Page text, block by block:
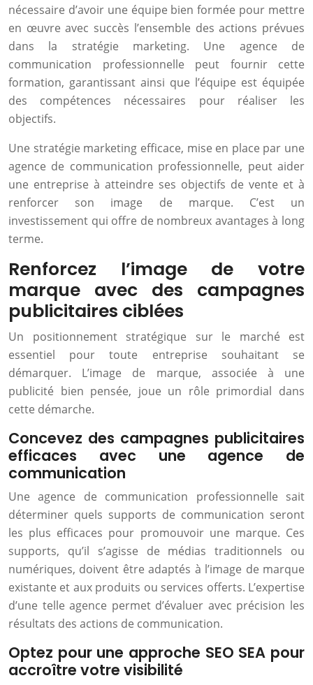
nécessaire d’avoir une équipe bien formée pour mettre
en œuvre avec succès l’ensemble des actions prévues
dans la stratégie marketing. Une agence de
communication professionnelle peut fournir cette
formation, garantissant ainsi que l’équipe est équipée
des compétences nécessaires pour réaliser les
objectifs.
Une stratégie marketing efficace, mise en place par une
agence de communication professionnelle, peut aider
une entreprise à atteindre ses objectifs de vente et à
renforcer son image de marque. C’est un
investissement qui offre de nombreux avantages à long
terme.
Renforcez l’image de votre
marque avec des campagnes
publicitaires ciblées
Un positionnement stratégique sur le marché est
essentiel pour toute entreprise souhaitant se
démarquer. L’image de marque, associée à une
publicité bien pensée, joue un rôle primordial dans
cette démarche.
Concevez des campagnes publicitaires
efficaces avec une agence de
communication
Une agence de communication professionnelle sait
déterminer quels supports de communication seront
les plus efficaces pour promouvoir une marque. Ces
supports, qu’il s’agisse de médias traditionnels ou
numériques, doivent être adaptés à l’image de marque
existante et aux produits ou services offerts. L’expertise
d’une telle agence permet d’évaluer avec précision les
résultats des actions de communication.
Optez pour une approche SEO SEA pour
accroître votre visibilité